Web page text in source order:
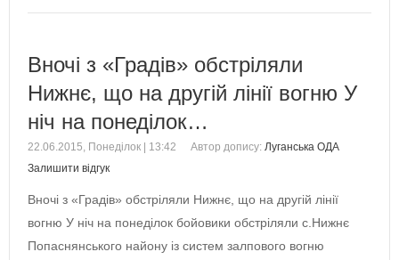
Вночі з «Градів» обстріляли
Нижнє, що на другій лінії вогню У
ніч на понеділок…
22.06.2015, Понеділок | 13:42 Автор допису: Луганська ОДА
Залишити відгук
Вночі з «Градів» обстріляли Нижнє, що на другій лінії
вогню У ніч на понеділок бойовики обстріляли с.Нижнє
Попаснянського найону із систем залпового вогню